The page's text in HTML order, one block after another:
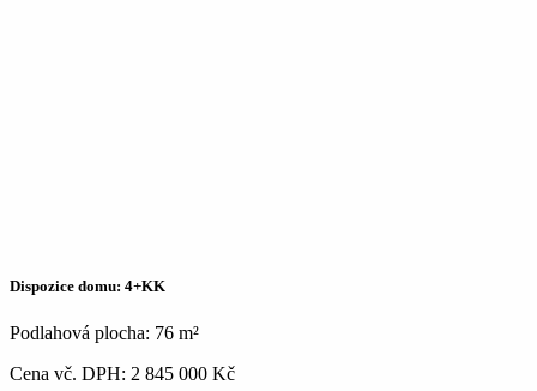
Dispozice domu: 4+KK
Podlahová plocha: 76 m²
Cena vč. DPH: 2 845 000 Kč